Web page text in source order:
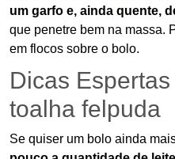
um garfo e, ainda quente,
que penetre bem na massa.
em flocos sobre o bolo.
Dicas
toalha felpuda
Se quiser um bolo ainda